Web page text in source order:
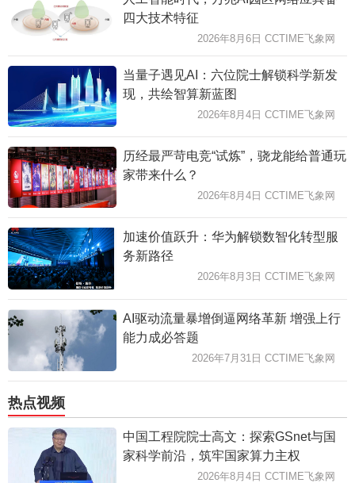
四大技术特征
2026年8月6日 CCTIME飞象网
当量子遇见AI：六位院士解锁科学新发
现，共绘智算新蓝图
2026年8月4日 CCTIME飞象网
历经最严苛电竞“试炼”，骁龙能给普通玩
家带来什么？
2026年8月4日 CCTIME飞象网
加速价值跃升：华为解锁数智化转型服
务新路径
2026年8月3日 CCTIME飞象网
AI驱动流量暴增倒逼网络革新 增强上行
能力成必答题
2026年7月31日 CCTIME飞象网
热点视频
中国工程院院士高文：探索GSnet与国
家科学前沿，筑牢国家算力主权
2026年8月4日 CCTIME飞象网